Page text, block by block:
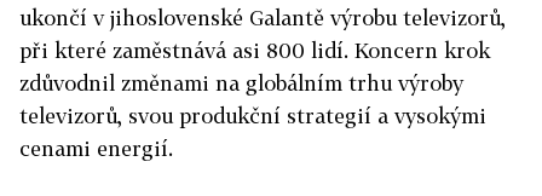
ukončí v jihoslovenské Galantě výrobu televizorů,
při které zaměstnává asi 800 lidí. Koncern krok
zdůvodnil změnami na globálním trhu výroby
televizorů, svou produkční strategií a vysokými
cenami energií.